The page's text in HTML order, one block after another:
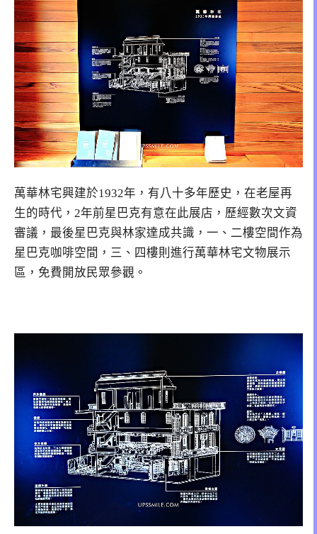
萬華林宅興建於1932年，有八十多年歷史，在老屋再
生的時代，2年前星巴克有意在此展店，歷經數次文資
審議，最後星巴克與林家達成共識，一、二樓空間作為
星巴克咖啡空間，三、四樓則進行萬華林宅文物展示
區，免費開放民眾參觀。